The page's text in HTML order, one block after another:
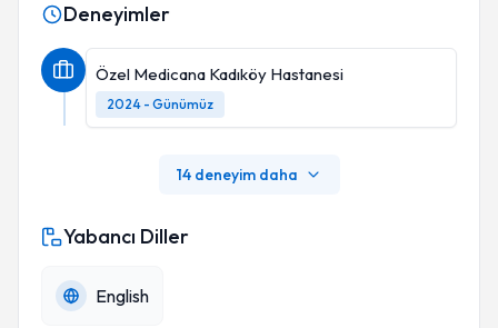
Deneyimler
Özel Medicana Kadıköy Hastanesi
2024 - Günümüz
14 deneyim daha
Yabancı Diller
English